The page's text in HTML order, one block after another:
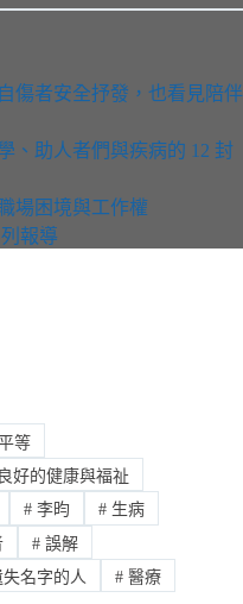
傷者安全抒發，也看見陪伴
、助人者們與疾病的 12 封
場困境與工作權
報導
等
好的健康與福祉
# 李昀 #生病
# 誤解
失名字的人 # 醫療